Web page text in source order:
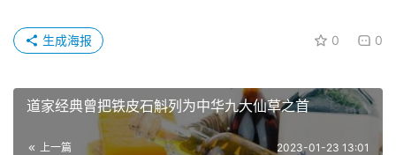
0 0
生成海报
道家经典曾把铁皮石斛列为中华九大仙草之首
上一篇 2023-01-23 13:01